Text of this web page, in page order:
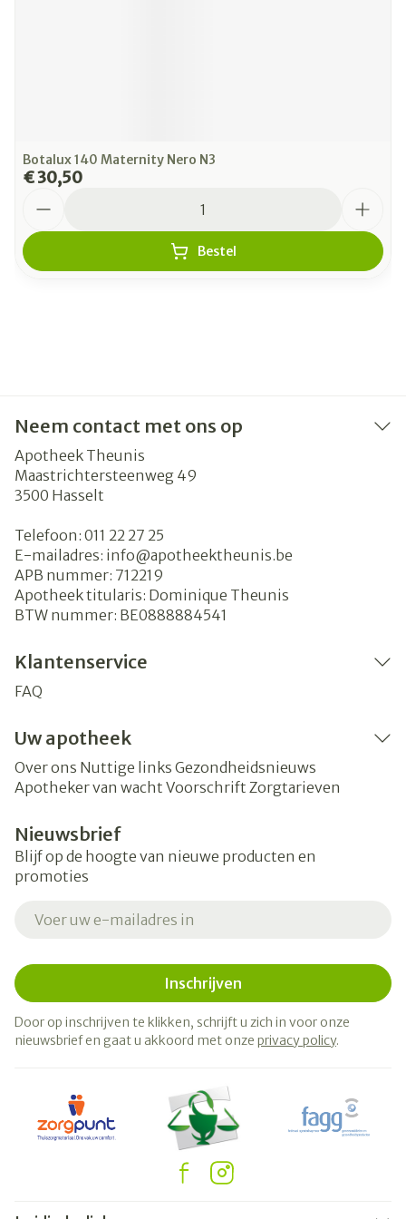
Botalux 140 Maternity Nero N3
€ 30,50
Bestel
Neem contact met ons op
Apotheek Theunis
Maastrichtersteenweg 49
3500 Hasselt
Telefoon: 011 22 27 25
E-mailadres: info@apotheektheunis.be
APB nummer: 712219
Apotheek titularis: Dominique Theunis
BTW nummer: BE0888884541
Klantenservice
FAQ
Uw apotheek
Over ons Nuttige links Gezondheidsnieuws
Apotheker van wacht Voorschrift Zorgtarieven
Nieuwsbrief
Blijf op de hoogte van nieuwe producten en
promoties
Inschrijven
Door op inschrijven te klikken, schrijft u zich in voor onze
nieuwsbrief en gaat u akkoord met onze privacy policy.